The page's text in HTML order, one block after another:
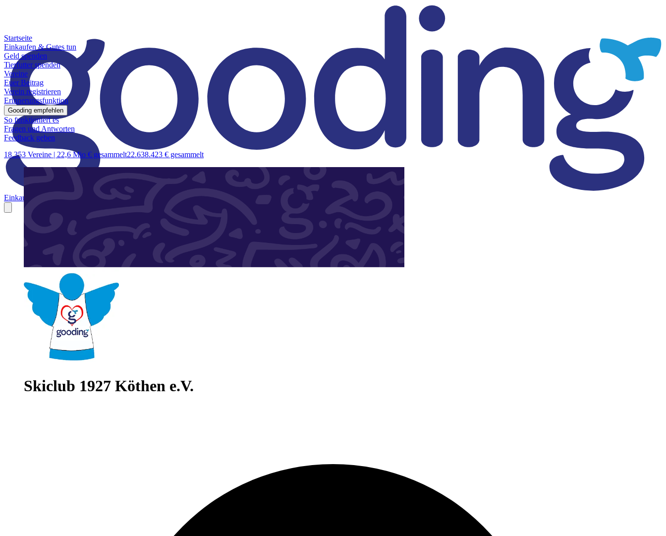
Einkaufen & Gutes tun Geld spendenTierfutter spenden VereineEuer Beitrag
Startseite
Einkaufen & Gutes tun
Geld spenden
Tierfutter spenden
Vereine
Euer Beitrag
Verein registrieren
Erinnerungsfunktion
Gooding empfehlen
So funktioniert es
Fragen und Antworten
Feedback geben
18.353 Vereine | 22,6 Mio € gesammelt22.638.423 € gesammelt
Skiclub 1927 Köthen e.V.